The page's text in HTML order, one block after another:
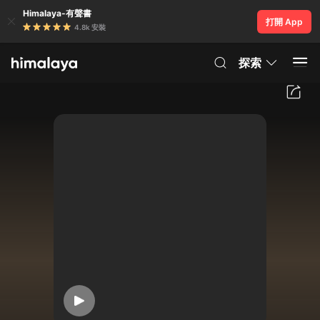
Himalaya-有聲書
4.8k 安裝
打開 App
探索